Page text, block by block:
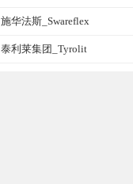
施华法斯_Swareflex
泰利莱集团_Tyrolit